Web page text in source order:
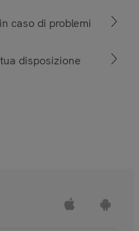
caso di problemi
disposizione